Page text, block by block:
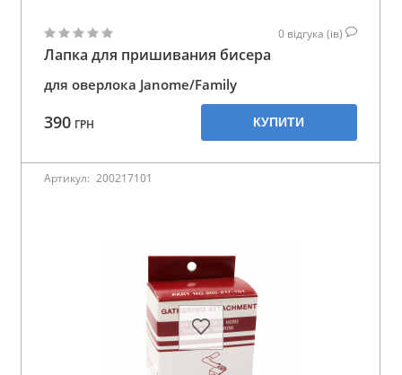
0 відгука (ів)
Лапка для пришивания бисера
для оверлока Janome/Family
390 ГРН КУПИТИ
Артикул: 200217101